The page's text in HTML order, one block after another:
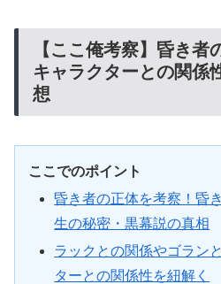
【ここ俺考察】昏き者
キャラクターとの関係
想
ここでのポイント
昏き者の正体を考察！昏
生の秘密・黒幕説の真相
ラックとの関係やゴラン
ターとの関係性を紐解く